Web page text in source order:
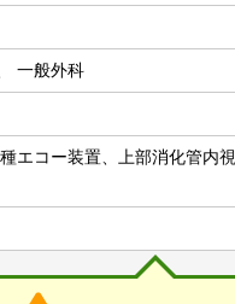
一般外科
エコー装置、上部消化管内視